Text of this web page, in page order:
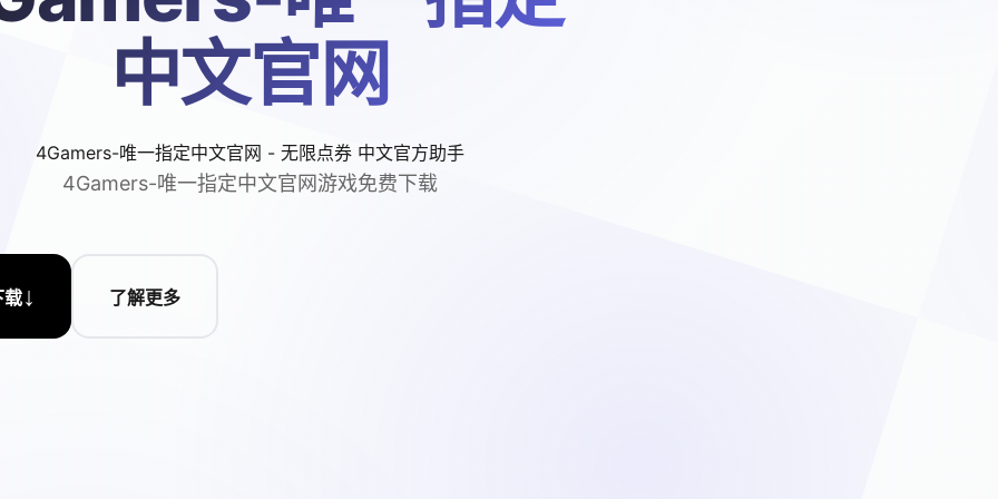
中文官网
4Gamers-唯一指定中文官网 - 无限点券 中文官方助手
4Gamers-唯一指定中文官网游戏免费下载
载↓ 了解更多